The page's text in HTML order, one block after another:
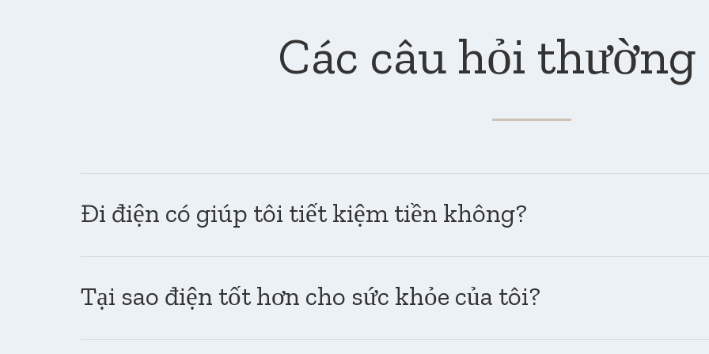
Các câu hỏi thường
Đi điện có giúp tôi tiết kiệm tiền không?
Tại sao điện tốt hơn cho sức khỏe của tôi?